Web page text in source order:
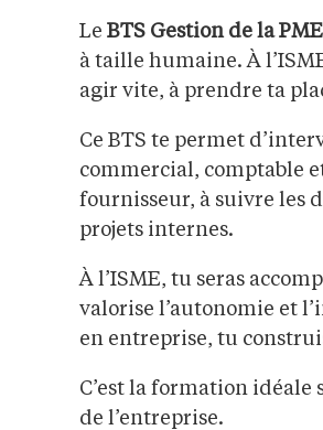
Le BTS Gestion de la PME
à taille humaine. À
agir vite, à prendre ta
Ce BTS te permet
commercial, comptable
fournisseur, à suivre les
projets internes.
À l’ISME, tu seras
valorise l’autonomie et
en entreprise, tu
C’est la formation
de l’entreprise.